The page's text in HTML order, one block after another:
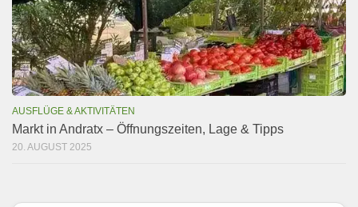
AUSFLÜGE & AKTIVITÄTEN
Markt in Andratx – Öffnungszeiten, Lage & Tipps
20. AUGUST 2025